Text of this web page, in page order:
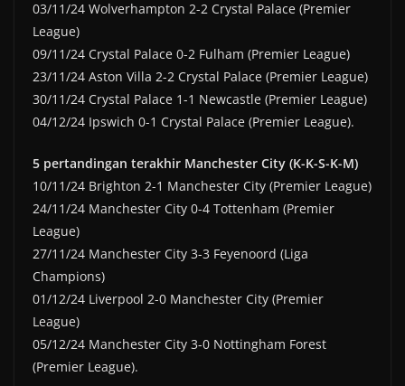
03/11/24 Wolverhampton 2-2 Crystal Palace (Premier
League)
09/11/24 Crystal Palace 0-2 Fulham (Premier League)
23/11/24 Aston Villa 2-2 Crystal Palace (Premier League)
30/11/24 Crystal Palace 1-1 Newcastle (Premier League)
04/12/24 Ipswich 0-1 Crystal Palace (Premier League).
5 pertandingan terakhir Manchester City (K-K-S-K-M)
10/11/24 Brighton 2-1 Manchester City (Premier League)
24/11/24 Manchester City 0-4 Tottenham (Premier
League)
27/11/24 Manchester City 3-3 Feyenoord (Liga
Champions)
01/12/24 Liverpool 2-0 Manchester City (Premier
League)
05/12/24 Manchester City 3-0 Nottingham Forest
(Premier League).